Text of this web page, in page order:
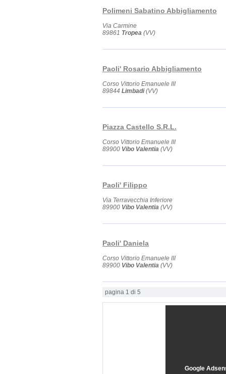
Polimeni Sabatino Abbigliamento
Via Carmine
89861 Tropea (VV)
Paoli' Rosario Abbigliamento
Corso Vittorio Emanuele III
89844 Limbadi(VV)
Piazza Castello S.R.L.
Corso Vittorio Emanuele III
89900 Vibo Valentia (VV)
Paoli' Filippo
Via Terravecchia Inferiore
89900 Vibo Valentia (VV)
Paoli' Daniela
Corso Vittorio Emanuele III
89900 Vibo Valentia (VV)
pagina 1 di 5
Google